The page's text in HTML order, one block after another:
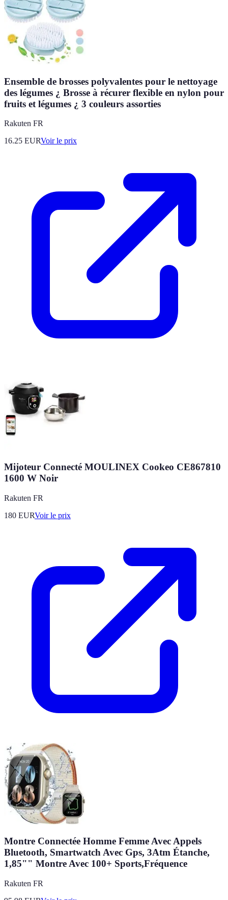
Ensemble de brosses polyvalentes pour le nettoyage
des légumes ¿ Brosse à récurer flexible en nylon pour
fruits et légumes ¿ 3 couleurs assorties
Rakuten FR
16.25 EURVoir le prix
Mijoteur Connecté MOULINEX Cookeo CE867810
1600 W Noir
Rakuten FR
180 EURVoir le prix
Montre Connectée Homme Femme Avec Appels
Bluetooth, Smartwatch Avec Gps, 3Atm Étanche,
1,85"" Montre Avec 100+ Sports,Fréquence
Rakuten FR